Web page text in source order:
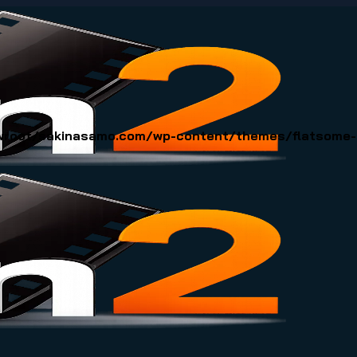
sakinasamo.com/wp-content/themes/